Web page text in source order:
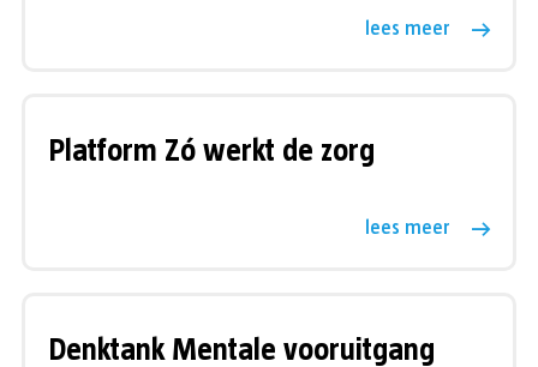
lees meer
Platform Zó werkt de zorg
lees meer
Denktank Mentale vooruitgang